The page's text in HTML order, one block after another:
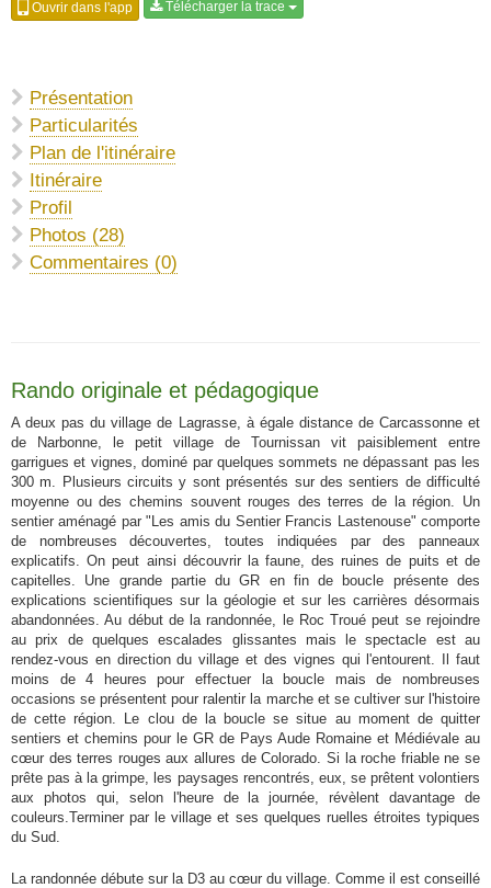
Ouvrir dans l'app Télécharger la trace
Présentation
Particularités
Plan de l'itinéraire
Itinéraire
Profil
Photos (28)
Commentaires (0)
Rando originale et pédagogique
A deux pas du village de Lagrasse, à égale distance de Carcassonne et
de Narbonne, le petit village de Tournissan vit paisiblement entre
garrigues et vignes, dominé par quelques sommets ne dépassant pas les
300 m. Plusieurs circuits y sont présentés sur des sentiers de difficulté
moyenne ou des chemins souvent rouges des terres de la région. Un
sentier aménagé par "Les amis du Sentier Francis Lastenouse" comporte
de nombreuses découvertes, toutes indiquées par des panneaux
explicatifs. On peut ainsi découvrir la faune, des ruines de puits et de
capitelles. Une grande partie du GR en fin de boucle présente des
explications scientifiques sur la géologie et sur les carrières désormais
abandonnées. Au début de la randonnée, le Roc Troué peut se rejoindre
au prix de quelques escalades glissantes mais le spectacle est au
rendez-vous en direction du village et des vignes qui l'entourent. Il faut
moins de 4 heures pour effectuer la boucle mais de nombreuses
occasions se présentent pour ralentir la marche et se cultiver sur l'histoire
de cette région. Le clou de la boucle se situe au moment de quitter
sentiers et chemins pour le GR de Pays Aude Romaine et Médiévale au
cœur des terres rouges aux allures de Colorado. Si la roche friable ne se
prête pas à la grimpe, les paysages rencontrés, eux, se prêtent volontiers
aux photos qui, selon l'heure de la journée, révèlent davantage de
couleurs.Terminer par le village et ses quelques ruelles étroites typiques
du Sud.
La randonnée débute sur la D3 au cœur du village. Comme il est conseillé